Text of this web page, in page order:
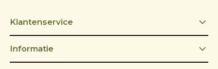
Klantenservice
Informatie